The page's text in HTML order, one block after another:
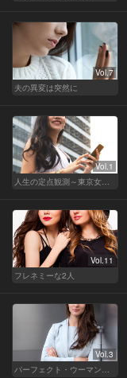
Vol.7
夫の異変は突然に
Vol.1
Vol.11
フレネミーな2人
Vol.3